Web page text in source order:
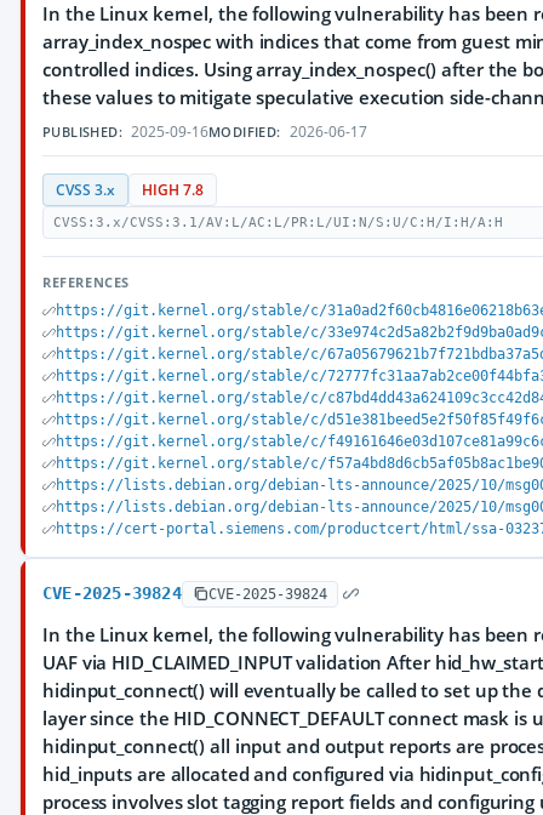
In the Linux kernel, the following vulnerability has been
array_index_nospec with indices that come from guest
controlled indices. Using array_index_nospec() after the
these values to mitigate speculative execution side-
PUBLISHED: 2025-09-16MODIFIED: 2026-06-17
CVSS 3.x HIGH 7.8
CVSS:3.x/CVSS:3.1/AV:L/AC:L/PR:L/UI:N/S:U/C:H/I:H/A:H
REFERENCES
https://git.kernel.org/stable/c/
https://git.kernel.org/stable/c/
https://git.kernel.org/stable/c/
https://git.kernel.org/stable/c/
https://git.kernel.org/stable/c/
https://git.kernel.org/stable/c/
https://git.kernel.org/stable/c/
https://git.kernel.org/stable/c/
https://lists.debian.org/debian-lts-announce/2025/10/
https://lists.debian.org/debian-lts-announce/2025/10/
https://cert-portal.siemens.com/productcert/html/ssa-
CVE-2025-39824 CVE-2025-39824
In the Linux kernel, the following vulnerability has been
UAF via HID_CLAIMED_INPUT validation After
hidinput_connect() will eventually be called to set up
layer since the HID_CONNECT_DEFAULT connect mask is
hidinput_connect() all input and output reports are
hid_inputs are allocated and configured via
process involves slot tagging report fields and configuring